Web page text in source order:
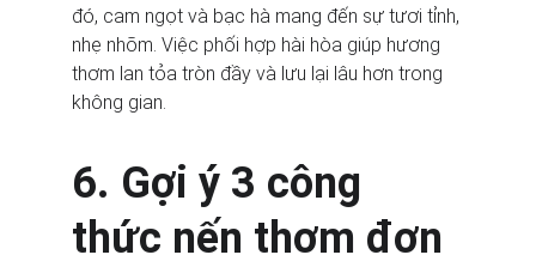
đó, cam ngọt và bạc hà mang đến sự tươi tỉnh,
nhẹ nhõm. Việc phối hợp hài hòa giúp hương
thơm lan tỏa tròn đầy và lưu lại lâu hơn trong
không gian.
6. Gợi ý 3 công
thức nến thơm đơn